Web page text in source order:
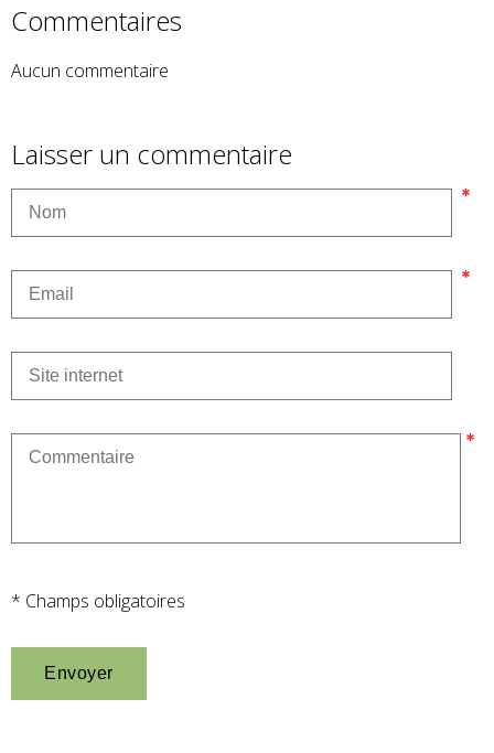
Commentaires
Aucun commentaire
Laisser un commentaire
* Champs obligatoires